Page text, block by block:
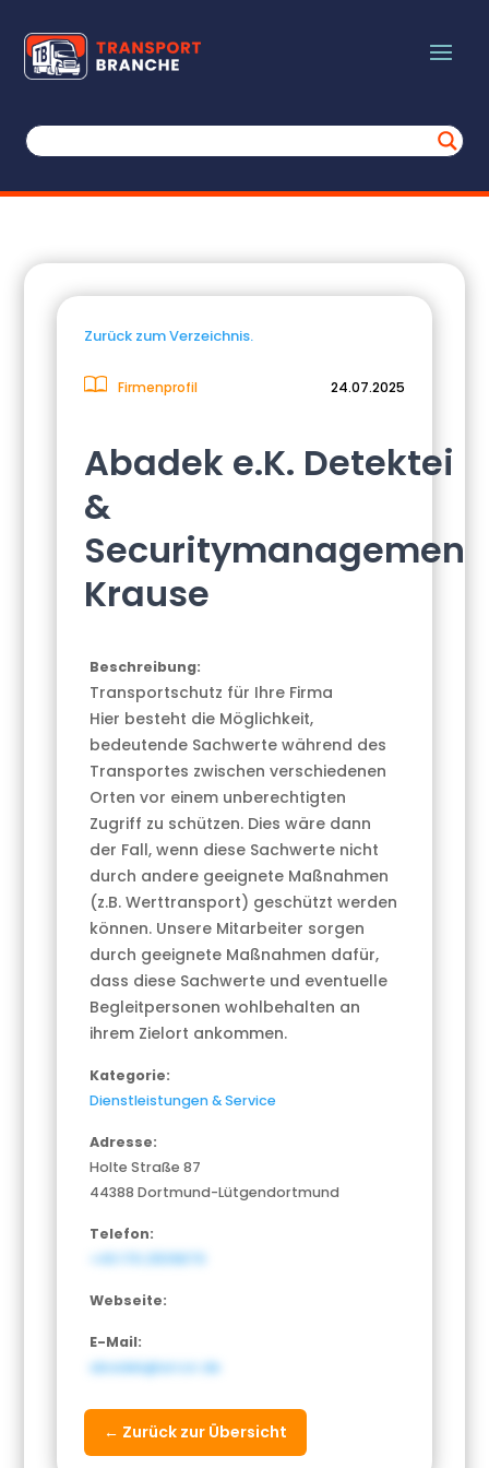
Zurück zum Verzeichnis.
Firmenprofil 24.07.2025
Abadek e.K. Detektei
&
Securitymanagement
Krause
Beschreibung:
Transportschutz für Ihre Firma
Hier besteht die Möglichkeit,
bedeutende Sachwerte während des
Transportes zwischen verschiedenen
Orten vor einem unberechtigten
Zugriff zu schützen. Dies wäre dann
der Fall, wenn diese Sachwerte nicht
durch andere geeignete Maßnahmen
(z.B. Werttransport) geschützt werden
können. Unsere Mitarbeiter sorgen
durch geeignete Maßnahmen dafür,
dass diese Sachwerte und eventuelle
Begleitpersonen wohlbehalten an
ihrem Zielort ankommen.
Kategorie:
Dienstleistungen & Service
Adresse:
Holte Straße 87
44388 Dortmund-Lütgendortmund
Telefon:
+49 176 21519879
Webseite:
E-Mail:
abadek@arcor.de
← Zurück zur Übersicht